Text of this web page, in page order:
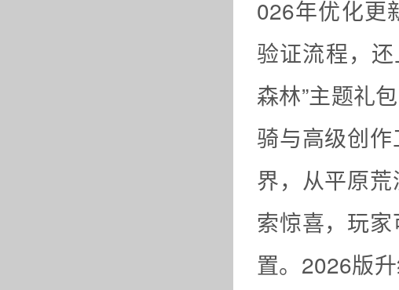
026年优化更
验证流程，
森林”主题礼
骑与高级创
界，从平原
索惊喜，玩
置。2026版